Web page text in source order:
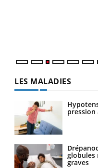
LES MALADIES
globules
graves